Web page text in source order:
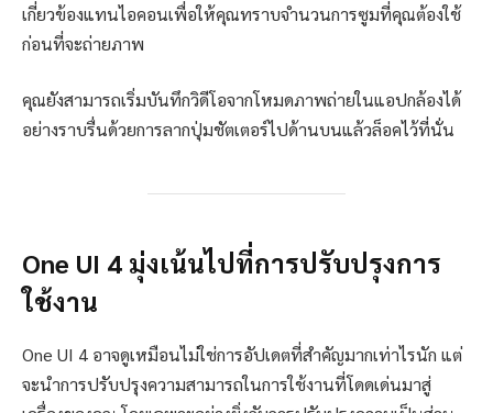
เกี่ยวข้องแทนไอคอนเพื่อให้คุณทราบจำนวนการซูมที่คุณต้องใช้
ก่อนที่จะถ่ายภาพ
คุณยังสามารถเริ่มบันทึกวิดีโอจากโหมดภาพถ่ายในแอปกล้องได้
อย่างราบรื่นด้วยการลากปุ่มชัตเตอร์ไปด้านบนแล้วล็อคไว้ที่นั่น
One UI 4 มุ่งเน้นไปที่การปรับปรุงการ
ใช้งาน
One UI 4 อาจดูเหมือนไม่ใช่การอัปเดตที่สำคัญมากเท่าไรนัก แต่
จะนำการปรับปรุงความสามารถในการใช้งานที่โดดเด่นมาสู่